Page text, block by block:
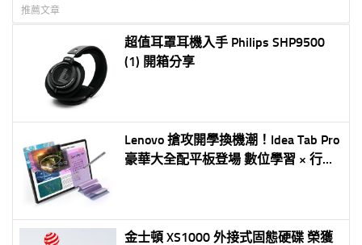
推薦文章
超值耳罩耳機入手 Philips SHP9500
(1) 開箱分享
Lenovo 搶攻開學換機潮！Idea Tab Pro
豪華大全配平板登場 數位學習 × 行動
金士頓 XS1000 外接式固態硬碟 榮獲